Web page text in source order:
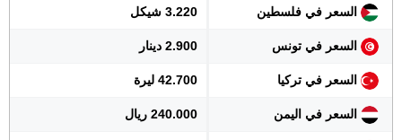
السعر في فلسطين 3.220 شيكل
السعر في تونس 2.900 دينار
السعر في تركيا 42.700 ليرة
السعر في اليمن 240.000 ريال